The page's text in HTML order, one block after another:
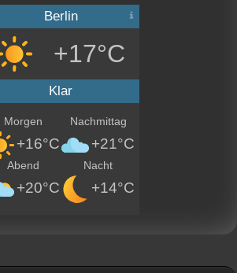
Berlin
+17°C
Klar
Morgen
+16°C
Nachmittag
+21°C
Abend
+20°C
Nacht
+14°C